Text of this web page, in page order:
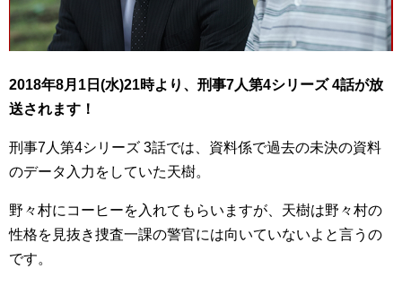
2018年8月1日(水)21時より、刑事7人第4シリーズ 4話が放
送されます！
刑事7人第4シリーズ 3話では、資料係で過去の未決の資料
のデータ入力をしていた天樹。
野々村にコーヒーを入れてもらいますが、天樹は野々村の
性格を見抜き捜査一課の警官には向いていないよと言うの
です。